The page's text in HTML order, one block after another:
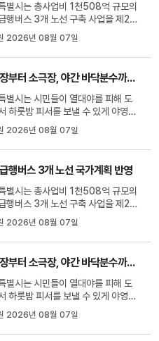
별시는 총사업비 1천508억 규모의
행버스 3개 노선 구축 사업을 제2차
선급행버스체계 종합계획에 반영했
혔습니다.새롭게 추가한 노선은 광
산동교부터 도동고개를 잇는 운암-
8.4킬로미터 구간과 효천지구에서
구를 연결하는 효천-일곡 6킬로미
입니다.광주특별시는 기...
2026년 08월 07일
야영장부터 소극장, 야간 바닥분수까지 도심 속 피서지 눈길
별시는 시민들이 열대야를 피해 도
하룻밤 피서를 보낼 수 있게 야영장
장, 호수공원 등 다양한 야간 명소
합니다.광주시민의숲 야영장은 57
로 야영 공간을 제공해 시민들이 캠
즐길 수 있게 하고, 광주지역 소극장
의전당은 오는 15일까지 다채로운
음악회를 무대에 올립...
2026년 08월 07일
행버스 3개 노선 국가계획 반영
별시는 총사업비 1천508억 규모의
행버스 3개 노선 구축 사업을 제2차
선급행버스체계 종합계획에 반영했
혔습니다.새롭게 추가한 노선은 광
산동교부터 도동고개를 잇는 운암-
8.4킬로미터 구간과 효천지구에서
구를 연결하는 효천-일곡 6킬로미
입니다.광주특별시는 기...
2026년 08월 07일
야영장부터 소극장, 야간 바닥분수까지 도심 속 피서지 눈길
별시는 시민들이 열대야를 피해 도
하룻밤 피서를 보낼 수 있게 야영장
장, 호수공원 등 다양한 야간 명소
합니다.광주시민의숲 야영장은 57
로 야영 공간을 제공해 시민들이 캠
2026년 08월 07일